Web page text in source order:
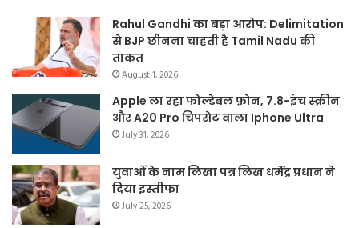
Rahul Gandhi का बड़ा आरोप: Delimitation
से BJP छीनना चाहती है Tamil Nadu की
ताकत
August 1, 2026
Apple ला रहा फोल्डेबल फ़ोन, 7.8-इंच स्क्रीन
और A20 Pro चिपसेट वाला Iphone Ultra
July 31, 2026
युवाओं के नाम लिखा पत्र लिख धर्मेंद्र प्रधान ने
दिया इस्तीफा
July 25, 2026